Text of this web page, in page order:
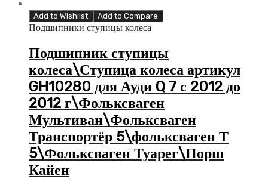
Add to Wishlist Add to Compare
Подшипники ступицы колеса
Подшипник ступицы
колеса\Ступица колеса артикул
GH10280 для Ауди Q 7 с 2012 до
2012 г\Фольксваген
Мультиван\Фольксваген
Транспортёр 5\фольксваген Т
5\Фольксваген Туарег\Порш
Кайен